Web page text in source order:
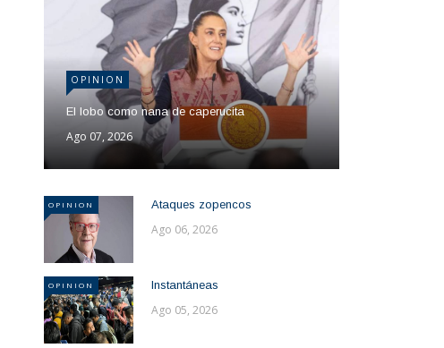
OPINION
El lobo como nana de caperucita
Ago 07, 2026
OPINION Ataques zopencos
Ago 06, 2026
OPINION Instantáneas
Ago 05, 2026